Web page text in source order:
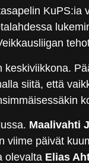
keskiviikkona.
siitä, että
Maalivahti
päivät
olevalta Elias